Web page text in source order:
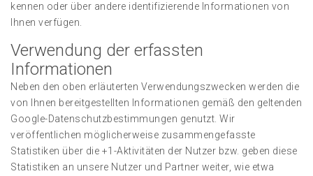
kennen oder über andere identifizierende Informationen von
Ihnen verfügen.
Verwendung der erfassten
Informationen
Neben den oben erläuterten Verwendungszwecken werden die
von Ihnen bereitgestellten Informationen gemäß den geltenden
Google-Datenschutzbestimmungen genutzt. Wir
veröffentlichen möglicherweise zusammengefasste
Statistiken über die +1-Aktivitäten der Nutzer bzw. geben diese
Statistiken an unsere Nutzer und Partner weiter, wie etwa